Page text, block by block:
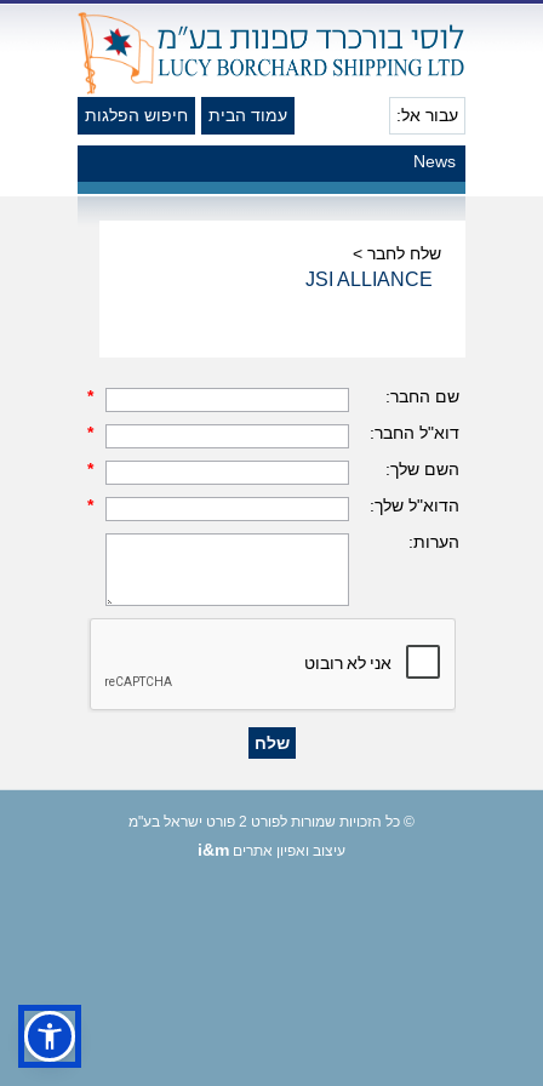
עבור אל: חיפוש הפלגות עמוד הבית
News
שלח לחבר >
JSI ALLIANCE
שם החבר:
*
דוא"ל החבר:
*
השם שלך:
*
הדוא"ל שלך:
*
הערות:
© כל הזכויות שמורות לפורט 2 פורט ישראל בע"מ
עיצוב ואפיון אתרים i&m